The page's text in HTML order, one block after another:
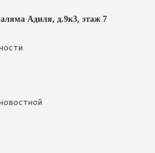
Адиля, д.9к3, этаж 7